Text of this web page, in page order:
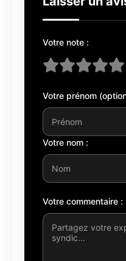
Votre note :
Votre prénom
Votre nom :
Votre commentaire :